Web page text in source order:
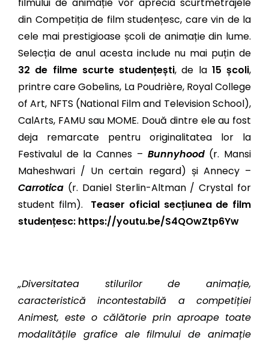
din Competiția de film studențesc, care vin de la
cele mai prestigioase școli de animație din lume.
Selecția de anul acesta include nu mai puțin de
32 de filme scurte studențești, de la 15 școli,
printre care Gobelins, La Poudrière, Royal College
of Art, NFTS (National Film and Television School),
CalArts, FAMU sau MOME. Două dintre ele au fost
deja remarcate pentru originalitatea lor la
Festivalul de la Cannes – Bunnyhood (r. Mansi
Maheshwari / Un certain regard) și Annecy –
Carrotica (r. Daniel Sterlin-Altman / Crystal for
student film). Teaser oficial secțiunea de film
studențesc: https://youtu.be/S4QOwZtp6Yw
„Diversitatea stilurilor de animație,
caracteristică incontestabilă a competiției
Animest, este o călătorie prin aproape toate
modalitățile grafice ale filmului de animație